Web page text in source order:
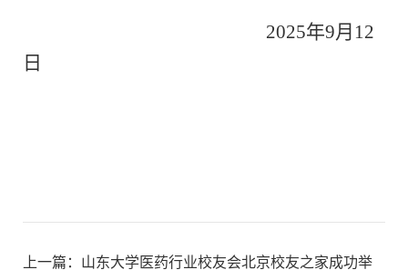
2025年9月 12
日
上一篇： 山东大学医药行业校友会北京校友之家成功举